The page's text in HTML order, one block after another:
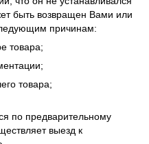
быть возвращен Вами или
причинам:
товара;
товара;
по предварительному
выезд к